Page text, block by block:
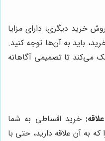
خرید دیگری، دارای مزایا
باید به آن‌ها توجه کنید.
می‌کند تا تصمیمی آگاهانه
خرید اقساطی به شما
به آن علاقه دارید، حتی با